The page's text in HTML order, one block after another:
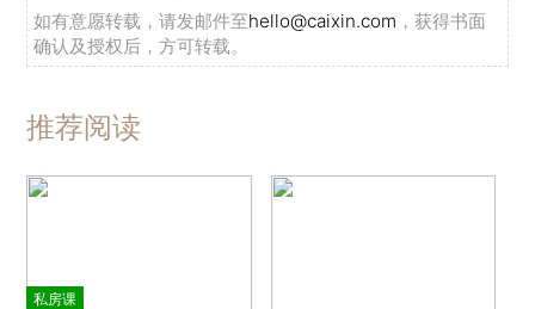
如有意愿转载，请发邮件至hello@caixin.com ，获得书面
确认及授权后，方可转载。
推荐阅读
私房课